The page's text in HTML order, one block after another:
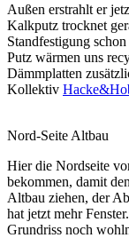
Außen erstrahlt er
Kalkputz trocknet
Standfestigung
Putz wärmen uns
Dämmplatten
Kollektiv
Nord-Seite Altbau
Hier die Nordseite
bekommen, damit
Altbau ziehen, der
hat jetzt mehr
Grundriss noch